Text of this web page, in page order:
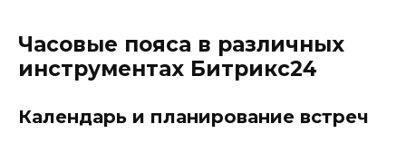
Часовые пояса в различных
инструментах Битрикс24
Календарь и планирование встреч